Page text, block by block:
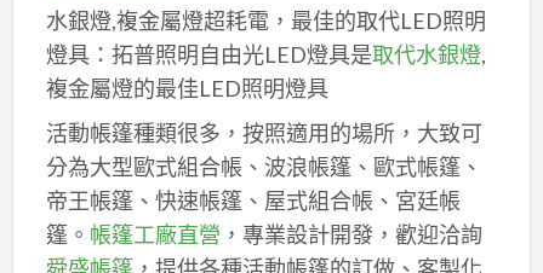
水銀燈,複金屬燈超耗電，最佳的取代LED照明
燈具：拓普照明自由光LED燈具是取代水銀燈,
複金屬燈的最佳LED照明燈具
活動帳篷種類很多，按照適用的場所，大致可
分為大型歐式組合帳、波浪帳篷、歐式帳篷、
帝王帳篷、快速帳篷、屋式組合帳、宮廷帳
篷。 帳篷工廠直營 ，專業設計開發，歡迎洽詢
舜盛帳篷，提供各種活動帳篷的訂做、客製化